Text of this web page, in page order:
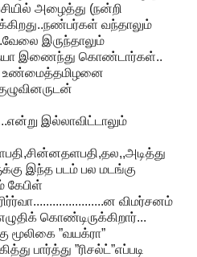
அழைத்து (நன்றி
வந்தாலும்
இருந்தாலும்
இணைந்து கொண்டார்கள்..
இல்லாவிட்டாலும்
இந்த படம் பல மடங்கு
கேபிள்
விமர்சனம்
கொண்டிருக்கிறார்...
மூலிகை ”வயக்ரா”
பார்த்து ”ரிசல்ட்”எப்படி